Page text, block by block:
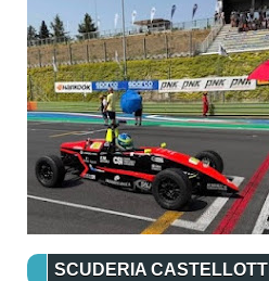
SCUDERIA CASTELLOTTI